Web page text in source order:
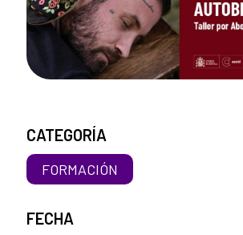
CATEGORÍA
FORMACIÓN
FECHA